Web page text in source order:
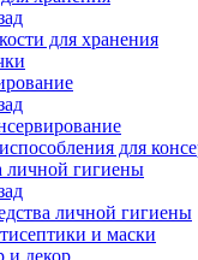
для хранения
для
личной гигиены
личной гигиены
и маски
и декор